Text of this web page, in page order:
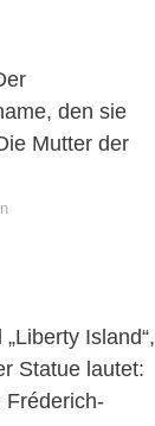
den sie
Mutter der
Island“,
Statue lautet:
Fréderich-